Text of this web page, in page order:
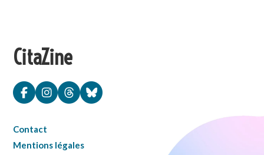
CitaZine
Contact
Mentions légales